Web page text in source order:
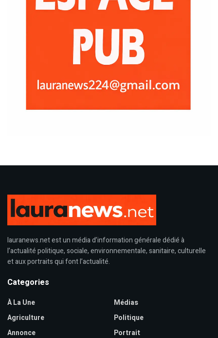
lauranews.net est un média d’information générale dédié à
l’actualité politique, sociale, environnementale, sanitaire, culturelle
et aux portraits qui font l’actualité.
Categories
À La Une
Agriculture
Annonce
Médias
Politique
Portrait